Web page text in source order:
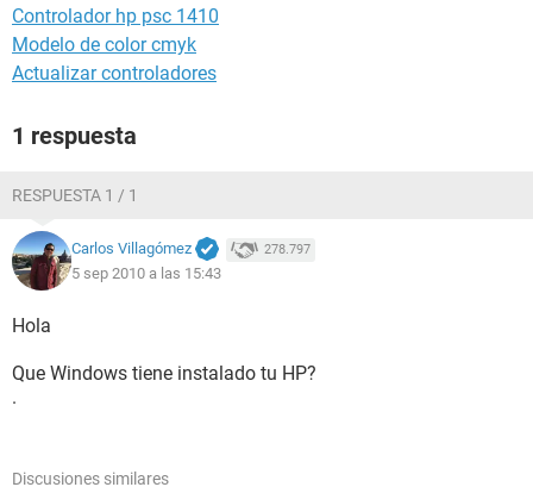
Controlador hp psc 1410
Modelo de color cmyk
Actualizar controladores
1 respuesta
RESPUESTA 1 / 1
Carlos Villagómez 278.797
5 sep 2010 a las 15:43
Hola
Que Windows tiene instalado tu HP?
.
Discusiones similares